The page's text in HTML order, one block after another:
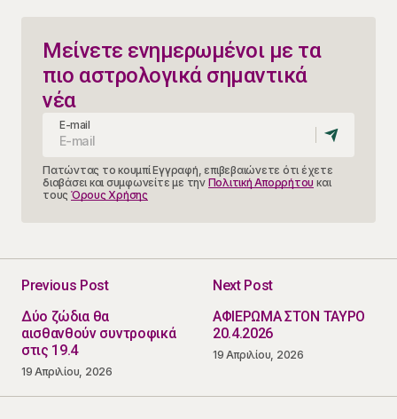
Μείνετε ενημερωμένοι με τα
πιο αστρολογικά σημαντικά
νέα
E-mail
Πατώντας το κουμπί Εγγραφή, επιβεβαιώνετε ότι έχετε
διαβάσει και συμφωνείτε με την Πολιτική Απορρήτου και
τους Όρους Χρήσης
Previous Post
Δύο ζώδια θα
αισθανθούν συντροφικά
στις 19.4
19 Απριλίου, 2026
Next Post
ΑΦΙΕΡΩΜΑ ΣΤΟΝ ΤΑΥΡΟ
20.4.2026
19 Απριλίου, 2026